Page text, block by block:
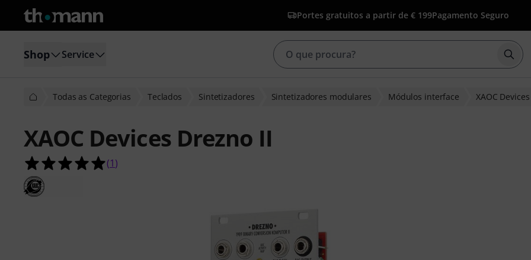
Portes gratuitos a partir de € 199Pagamento Seguro
Shop Service
Todas as Categorias Teclados Sintetizadores Sintetizadores modulares Módulos interface XAOC Devices
XAOC Devices Drezno II
5.0 de 5 estrelas de 1 avaliações de clientes
(1)